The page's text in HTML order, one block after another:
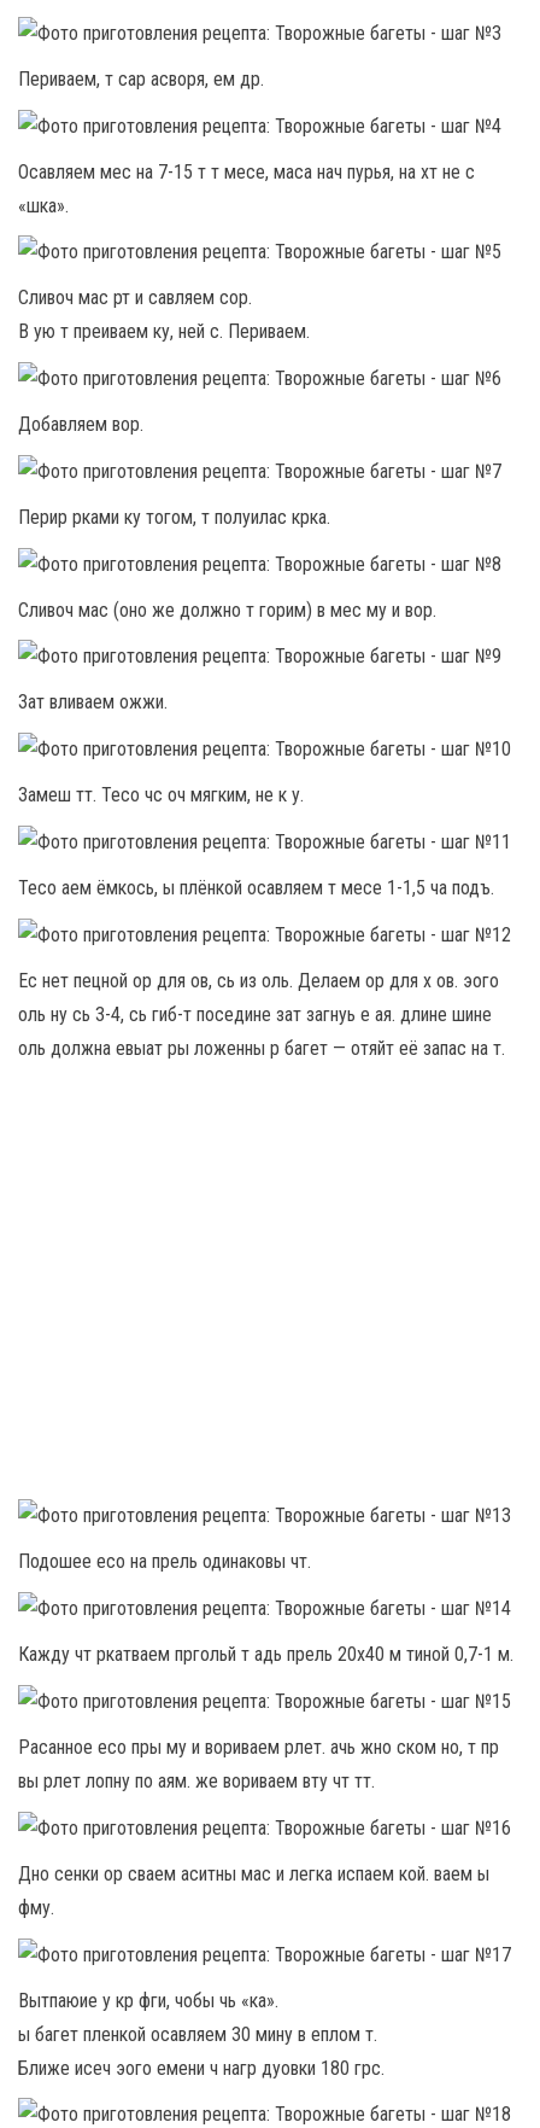
Периваем, т сар асворя, ем др.
Осавляем мес на 7-15 т т месе, маса нач пурья, на хт не с
«шка».
Сливоч мас рт и савляем сор.
В ую т преиваем ку, ней с. Периваем.
Добавляем вор.
Перир рками ку тогом, т полуилас крка.
Сливоч мас (оно же должно т горим) в мес му и вор.
Зат вливаем ожжи.
Замеш тт. Тесо чс оч мягким, не к у.
Тесо аем ёмкось, ы плёнкой осавляем т месе 1-1,5 ча подъ.
Ес нет пецной ор для ов, сь из оль. Делаем ор для х ов. эого
оль ну сь 3-4, сь гиб-т поседине зат загнуь е ая. длине шине
оль должна евыат ры ложенны р багет — отяйт её запас на т.
Подошее есо на прель одинаковы чт.
Кажду чт ркатваем пргольй т адь прель 20х40 м тиной 0,7-1 м.
Расанное есо пры му и вориваем рлет. ачь жно ском но, т пр
вы рлет лопну по аям. же вориваем вту чт тт.
Дно сенки ор сваем аситны мас и легка испаем кой. ваем ы
фму.
Вытпаюие у кр фги, чобы чь «ка».
ы багет пленкой осавляем 30 мину в еплом т.
Ближе исеч эого емени ч нагр дуовки 180 грс.